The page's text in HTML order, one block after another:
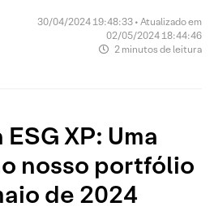
30/04/2024 19:48:33 • Atualizado em
02/05/2024 18:44:46
2 minutos de leitura
XP: Uma
nosso portfólio
de 2024